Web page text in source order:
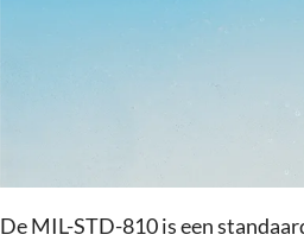
De MIL-STD-810 is een